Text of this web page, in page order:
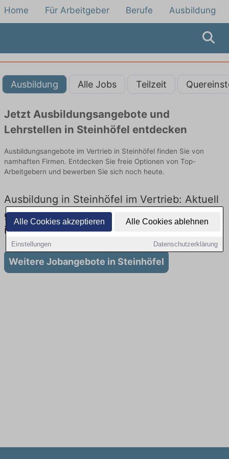
Alle Cookies akzeptieren Alle Cookies ablehnen
Einstellungen Datenschutzerklärung
Home Für Arbeitgeber Berufe Ausbildung
Ausbildung Alle Jobs Teilzeit
Jetzt Ausbildungsangebote und
Lehrstellen in Steinhöfel entdecken
Ausbildungsangebote im Vertrieb in Steinhöfel finden Sie von
namhaften Firmen. Entdecken Sie freie Optionen von Top-
Arbeitgebern und bewerben Sie sich noch heute.
Ausbildung in Steinhöfel im Vertrieb: Aktuell
gibt es keine Stellenangebote für Ausbildung
in Steinhöfel
Weitere Jobangebote in Steinhöfel